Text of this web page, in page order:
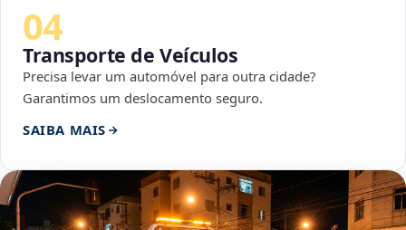
04
Transporte de Veículos
Precisa levar um automóvel para outra cidade?
Garantimos um deslocamento seguro.
SAIBA MAIS